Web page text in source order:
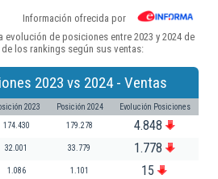
Información ofrecida por
evolución de posiciones entre 2023 y 2024 de
los rankings según sus ventas:
2023 vs 2024 - Ventas
2023 Posición 2024 Evolución Posiciones
174.430 179.278 4.848
32.001 33.779 1.778
1.086 1.101 15